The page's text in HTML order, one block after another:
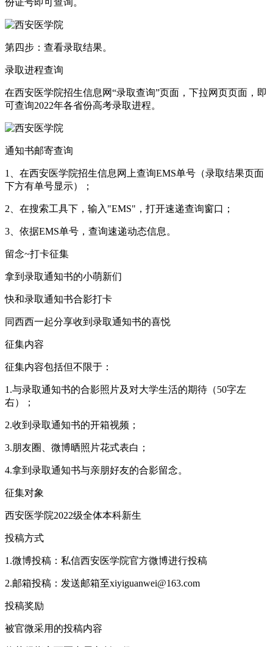
份证号即可查询。
第四步：查看录取结果。
录取进程查询
在西安医学院招生信息网“录取查询”页面，下拉网页页面，即
可查询2022年各省份高考录取进程。
通知书邮寄查询
1、在西安医学院招生信息网上查询EMS单号（录取结果页面
下方有单号显示）；
2、在搜索工具下，输入"EMS"，打开速递查询窗口；
3、依据EMS单号，查询速递动态信息。
留念~打卡征集
拿到录取通知书的小萌新们
快和录取通知书合影打卡
同西西一起分享收到录取通知书的喜悦
征集内容
征集内容包括但不限于：
1.与录取通知书的合影照片及对大学生活的期待（50字左
右）；
2.收到录取通知书的开箱视频；
3.朋友圈、微博晒照片花式表白；
4.拿到录取通知书与亲朋好友的合影留念。
征集对象
西安医学院2022级全体本科新生
投稿方式
1.微博投稿：私信西安医学院官方微博进行投稿
2.邮箱投稿：发送邮箱至xiyiguanwei@163.com
投稿奖励
被官微采用的投稿内容